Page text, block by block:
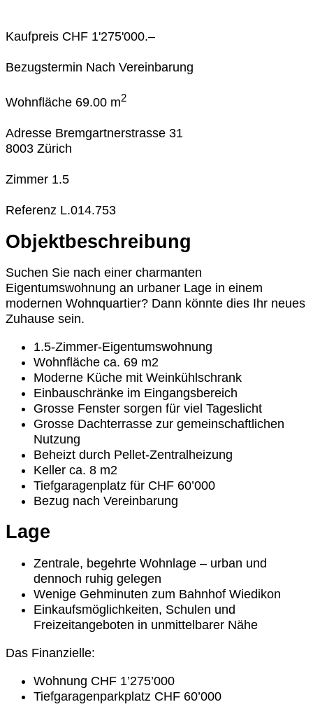
Kaufpreis CHF 1'275'000.–
Bezugstermin Nach Vereinbarung
Wohnfläche 69.00 m2
Adresse Bremgartnerstrasse 31
8003 Zürich
Zimmer 1.5
Referenz L.014.753
Objektbeschreibung
Suchen Sie nach einer charmanten
Eigentumswohnung an urbaner Lage in einem
modernen Wohnquartier? Dann könnte dies Ihr neues
Zuhause sein.
1.5-Zimmer-Eigentumswohnung
Wohnfläche ca. 69 m2
Moderne Küche mit Weinkühlschrank
Einbauschränke im Eingangsbereich
Grosse Fenster sorgen für viel Tageslicht
Grosse Dachterrasse zur gemeinschaftlichen
Nutzung
Beheizt durch Pellet-Zentralheizung
Keller ca. 8 m2
Tiefgaragenplatz für CHF 60’000
Bezug nach Vereinbarung
Lage
Zentrale, begehrte Wohnlage – urban und
dennoch ruhig gelegen
Wenige Gehminuten zum Bahnhof Wiedikon
Einkaufsmöglichkeiten, Schulen und
Freizeitangeboten in unmittelbarer Nähe
Das Finanzielle:
Wohnung CHF 1’275’000
Tiefgaragenparkplatz CHF 60’000